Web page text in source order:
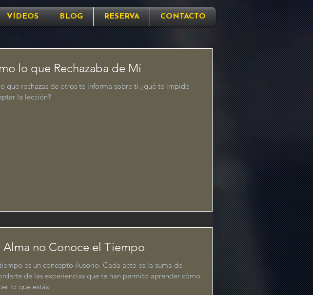
VÍDEOS BLOG RESERVA CONTACTO
lo que Rechazaba de Mí
que rechazas de otros te informa sobre ti ¿qué te impide
la lección?
Alma no Conoce el Tiempo
es un concepto ilusorio. Cada acto es la suma de
de las experiencias que te han permito aprender cómo
lo que estás